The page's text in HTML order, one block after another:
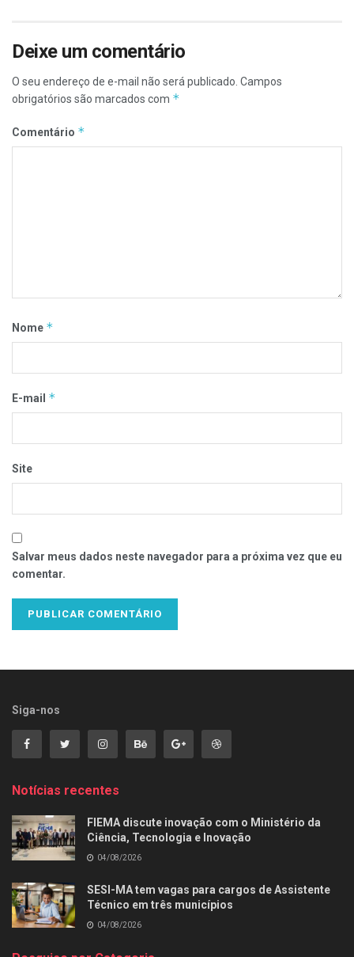
Deixe um comentário
O seu endereço de e-mail não será publicado. Campos
obrigatórios são marcados com *
Comentário *
Nome *
E-mail *
Site
Salvar meus dados neste navegador para a próxima vez que eu
comentar.
Siga-nos
Notícias recentes
FIEMA discute inovação com o Ministério da
Ciência, Tecnologia e Inovação
04/08/2026
SESI-MA tem vagas para cargos de Assistente
Técnico em três municípios
04/08/2026